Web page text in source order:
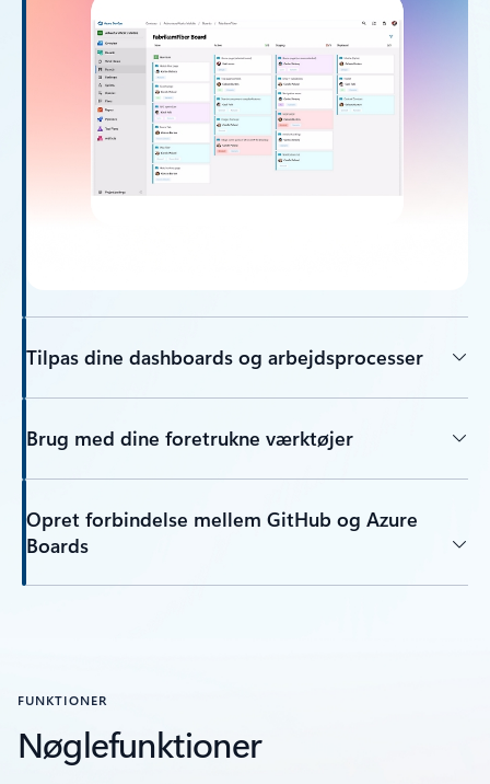
Tilpas dine dashboards og arbejdsprocesser
Brug med dine foretrukne værktøjer
Opret forbindelse mellem GitHub og Azure
Boards
FUNKTIONER
Nøglefunktioner